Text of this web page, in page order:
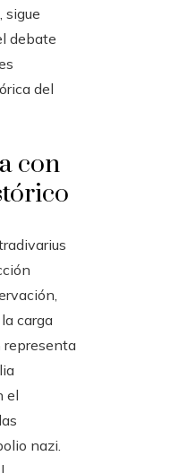
sigue
debate
del
con
carga
representa
el
nazi.